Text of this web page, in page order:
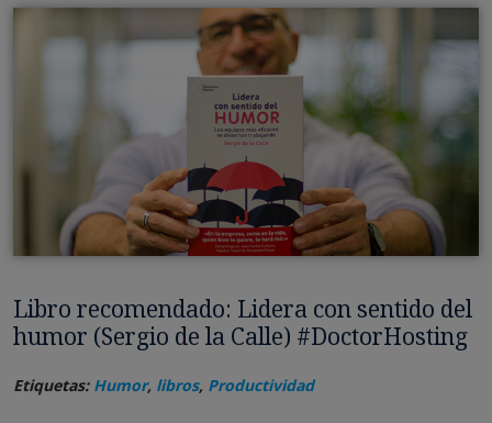
Libro recomendado: Lidera con sentido del
humor (Sergio de la Calle) #DoctorHosting
Etiquetas: Humor, libros, Productividad